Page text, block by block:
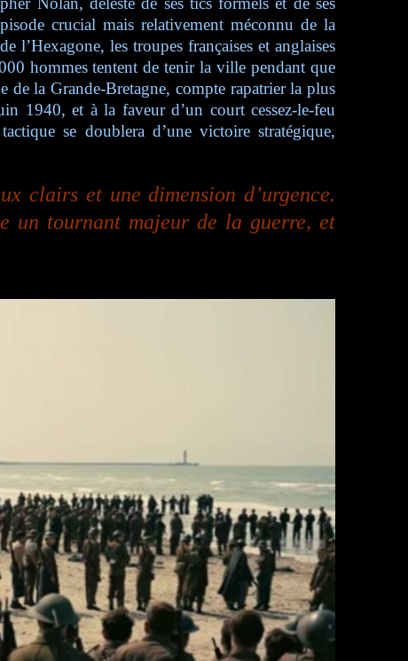
crucial mais relativement méconnu de la
l’Hexagone, les troupes françaises et anglaises
hommes tentent de tenir la ville pendant que
de la Grande-Bretagne, compte rapatrier la plus
1940, et à la faveur d’un court cessez-le-feu
se doublera d’une victoire stratégique,
clairs et une dimension d’urgence.
un tournant majeur de la guerre, et